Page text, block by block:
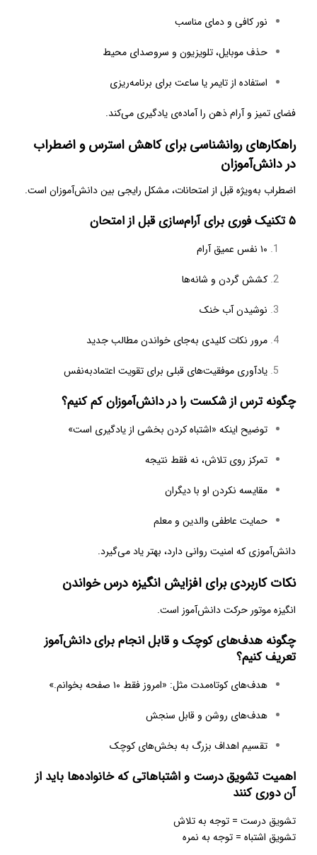
نور کافی و دمای مناسب
حذف موبایل، تلویزیون و سروصدای محیط
استفاده از تایمر یا ساعت برای برنامه‌ریزی
فضای تمیز و آرام ذهن را آماده‌ی یادگیری می‌کند.
راهکارهای روانشناسی برای کاهش استرس و اضطراب
در دانش‌آموزان
اضطراب به‌ویژه قبل از امتحانات، مشکل رایجی بین دانش‌آموزان است.
۵ تکنیک فوری برای آرام‌سازی قبل از امتحان
۱۰ نفس عمیق آرام
کشش گردن و شانه‌ها
نوشیدن آب خنک
مرور نکات کلیدی به‌جای خواندن مطالب جدید
یادآوری موفقیت‌های قبلی برای تقویت اعتمادبه‌نفس
چگونه ترس از شکست را در دانش‌آموزان کم کنیم؟
توضیح اینکه «اشتباه کردن بخشی از یادگیری است»
تمرکز روی تلاش، نه فقط نتیجه
مقایسه نکردن او با دیگران
حمایت عاطفی والدین و معلم
دانش‌آموزی که امنیت روانی دارد، بهتر یاد می‌گیرد.
نکات کاربردی برای افزایش انگیزه درس خواندن
انگیزه موتور حرکت دانش‌آموز است.
چگونه هدف‌های کوچک و قابل انجام برای دانش‌آموز
تعریف کنیم؟
هدف‌های کوتاه‌مدت مثل: «امروز فقط ۱۰ صفحه بخوانم.»
هدف‌های روشن و قابل سنجش
تقسیم اهداف بزرگ به بخش‌های کوچک
اهمیت تشویق درست و اشتباهاتی که خانواده‌ها باید از
آن دوری کنند
تشویق درست = توجه به تلاش
تشویق اشتباه = توجه به نمره